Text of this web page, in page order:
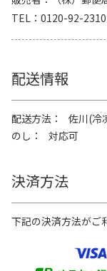
TEL
0120-92-2310
配送情報
配送方法
佐川(冷
のし
対応可
決済方法
下記の決済方法がご